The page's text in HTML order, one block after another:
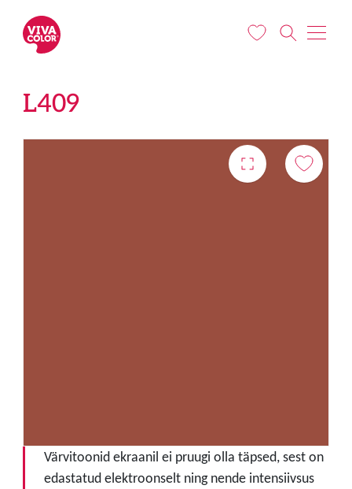
L409
Värvitoonid ekraanil ei pruugi olla täpsed, sest on
edastatud elektroonselt ning nende intensiivsus